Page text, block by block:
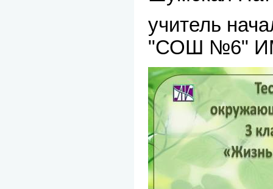
учитель
"СОШ №6"